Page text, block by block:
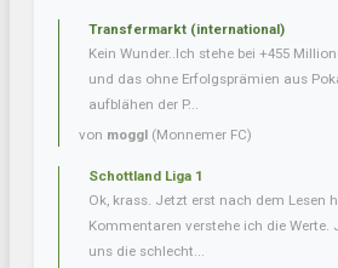
Transfermarkt (international)
Kein Wunder..Ich stehe bei +455
und das ohne Erfolgsprämien aus
aufblähen der P...
von moggl (Monnemer FC)
Schottland Liga 1
Ok, krass. Jetzt erst nach dem Lesen
Kommentaren verstehe ich die
uns die schlecht...